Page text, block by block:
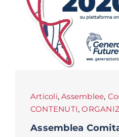
Articoli,Assemblee,
CONTENUTI,
Assemblea